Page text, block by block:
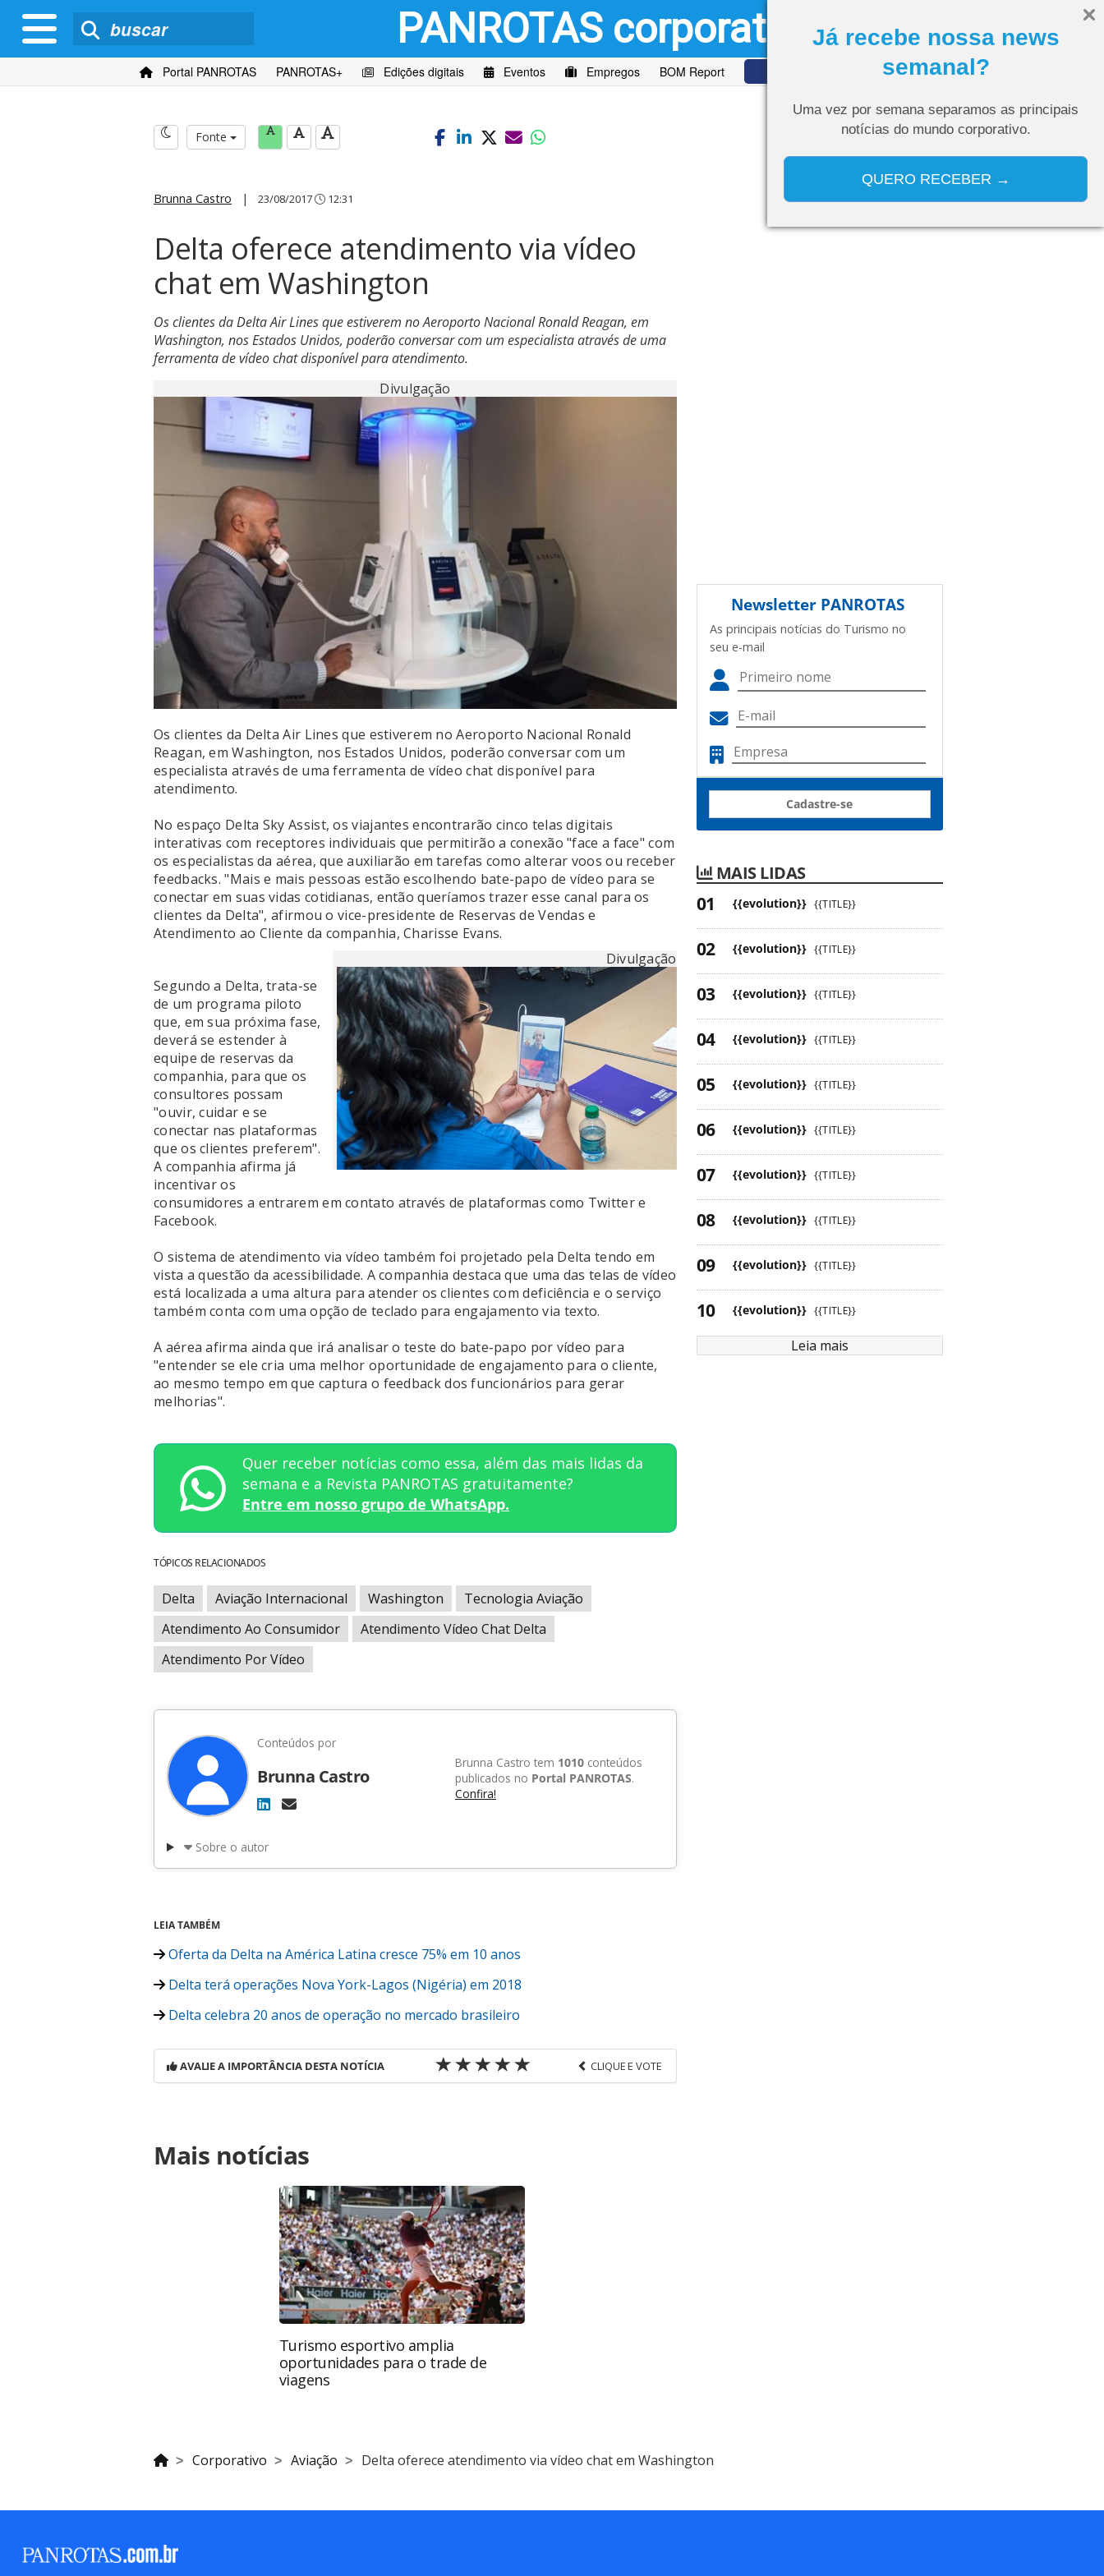
Já recebe nossa news
semanal?
Uma vez por semana separamos as principais
notícias do mundo corporativo.
QUERO RECEBER →
PANROTAS corporativo
Portal PANROTAS PANROTAS+ Edições digitais Eventos Empregos BOM Report Curso de IA
Fonte
Brunna Castro | 23/08/2017 12:31
Delta oferece atendimento via vídeo
chat em Washington
Os clientes da Delta Air Lines que estiverem no Aeroporto Nacional Ronald Reagan, em
Washington, nos Estados Unidos, poderão conversar com um especialista através de uma
ferramenta de vídeo chat disponível para atendimento.
Divulgação
Os clientes da Delta Air Lines que estiverem no Aeroporto Nacional Ronald
Reagan, em Washington, nos Estados Unidos, poderão conversar com um
especialista através de uma ferramenta de vídeo chat disponível para
atendimento.
No espaço Delta Sky Assist, os viajantes encontrarão cinco telas digitais
interativas com receptores individuais que permitirão a conexão "face a face" com
os especialistas da aérea, que auxiliarão em tarefas como alterar voos ou receber
feedbacks. "Mais e mais pessoas estão escolhendo bate-papo de vídeo para se
conectar em suas vidas cotidianas, então queríamos trazer esse canal para os
clientes da Delta", afirmou o vice-presidente de Reservas de Vendas e
Atendimento ao Cliente da companhia, Charisse Evans.
Divulgação
Segundo a Delta, trata-se
de um programa piloto
que, em sua próxima fase,
deverá se estender à
equipe de reservas da
companhia, para que os
consultores possam
"ouvir, cuidar e se
conectar nas plataformas
que os clientes preferem".
A companhia afirma já
incentivar os
consumidores a entrarem em contato através de plataformas como Twitter e
Facebook.
O sistema de atendimento via vídeo também foi projetado pela Delta tendo em
vista a questão da acessibilidade. A companhia destaca que uma das telas de vídeo
está localizada a uma altura para atender os clientes com deficiência e o serviço
também conta com uma opção de teclado para engajamento via texto.
A aérea afirma ainda que irá analisar o teste do bate-papo por vídeo para
"entender se ele cria uma melhor oportunidade de engajamento para o cliente,
ao mesmo tempo em que captura o feedback dos funcionários para gerar
melhorias".
Quer receber notícias como essa, além das mais lidas da
semana e a Revista PANROTAS gratuitamente?
Entre em nosso grupo de WhatsApp.
TÓPICOS RELACIONADOS
Delta Aviação Internacional Washington
Tecnologia Aviação
Atendimento Ao Consumidor
Atendimento Vídeo Chat Delta
Atendimento Por Vídeo
Conteúdos por
Brunna Castro
Brunna Castro tem 1010 conteúdos
publicados no Portal PANROTAS.
Confira!
Sobre o autor
LEIA TAMBÉM
Oferta da Delta na América Latina cresce 75% em 10 anos
Delta terá operações Nova York-Lagos (Nigéria) em 2018
Delta celebra 20 anos de operação no mercado brasileiro
AVALIE A IMPORTÂNCIA DESTA NOTÍCIA CLIQUE E VOTE
https://www.panrotas.com.br/viagens-corporativas/aviacao/2017/08/delta-oferece-
atendimento-via-video-chat-em-washington_148968.html ou as ferramentas oferecidas
na página. Todo o conteúdo produzido pela PANROTAS Editora é protegido pela
legislação brasileira sobre direito autoral. Não reproduza o conteúdo sem autorização
da PANROTAS Editora (copyright@panrotas.com.br).
Mais notícias
Turismo esportivo amplia
oportunidades para o trade de
viagens
Newsletter PANROTAS
As principais notícias do Turismo no
seu e-mail
Cadastre-se
MAIS LIDAS
{{evolution}} {{TITLE}}
{{evolution}} {{TITLE}}
{{evolution}} {{TITLE}}
{{evolution}} {{TITLE}}
{{evolution}} {{TITLE}}
{{evolution}} {{TITLE}}
{{evolution}} {{TITLE}}
{{evolution}} {{TITLE}}
{{evolution}} {{TITLE}}
{{evolution}} {{TITLE}}
Leia mais
Corporativo Aviação Delta oferece atendimento via vídeo chat em Washington